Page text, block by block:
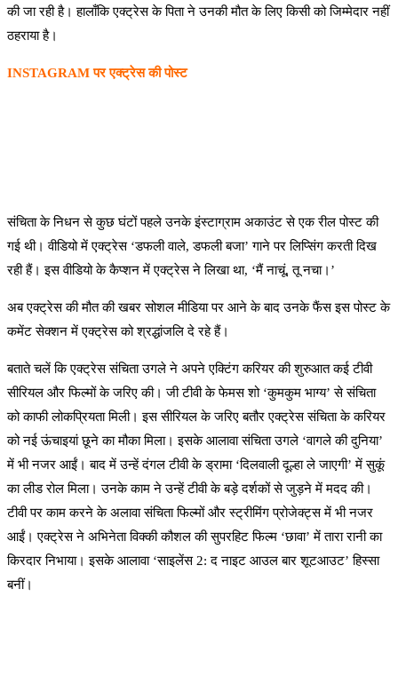
की जा रही है। हालाँकि एक्ट्रेस के पिता ने उनकी मौत के लिए किसी को जिम्मेदार नहीं
ठहराया है।
INSTAGRAM पर एक्ट्रेस की पोस्ट
संचिता के निधन से कुछ घंटों पहले उनके इंस्टाग्राम अकाउंट से एक रील पोस्ट की
गई थी। वीडियो में एक्ट्रेस ‘डफली वाले, डफली बजा’ गाने पर लिप्सिंग करती दिख
रही हैं। इस वीडियो के कैप्शन में एक्ट्रेस ने लिखा था, ‘मैं नाचूं, तू नचा।’
अब एक्ट्रेस की मौत की खबर सोशल मीडिया पर आने के बाद उनके फैंस इस पोस्ट के
कमेंट सेक्शन में एक्ट्रेस को श्रद्धांजलि दे रहे हैं।
बताते चलें कि एक्ट्रेस संचिता उगले ने अपने एक्टिंग करियर की शुरुआत कई टीवी
सीरियल और फिल्मों के जरिए की। जी टीवी के फेमस शो ‘कुमकुम भाग्य’ से संचिता
को काफी लोकप्रियता मिली। इस सीरियल के जरिए बतौर एक्ट्रेस संचिता के करियर
को नई ऊंचाइयां छूने का मौका मिला। इसके आलावा संचिता उगले ‘वागले की दुनिया’
में भी नजर आईं। बाद में उन्हें दंगल टीवी के ड्रामा ‘दिलवाली दूल्हा ले जाएगी’ में सुकूं
का लीड रोल मिला। उनके काम ने उन्हें टीवी के बड़े दर्शकों से जुड़ने में मदद की।
टीवी पर काम करने के अलावा संचिता फिल्मों और स्ट्रीमिंग प्रोजेक्ट्स में भी नजर
आईं। एक्ट्रेस ने अभिनेता विक्की कौशल की सुपरहिट फिल्म ‘छावा’ में तारा रानी का
किरदार निभाया। इसके आलावा ‘साइलेंस 2: द नाइट आउल बार शूटआउट’ हिस्सा
बनीं।